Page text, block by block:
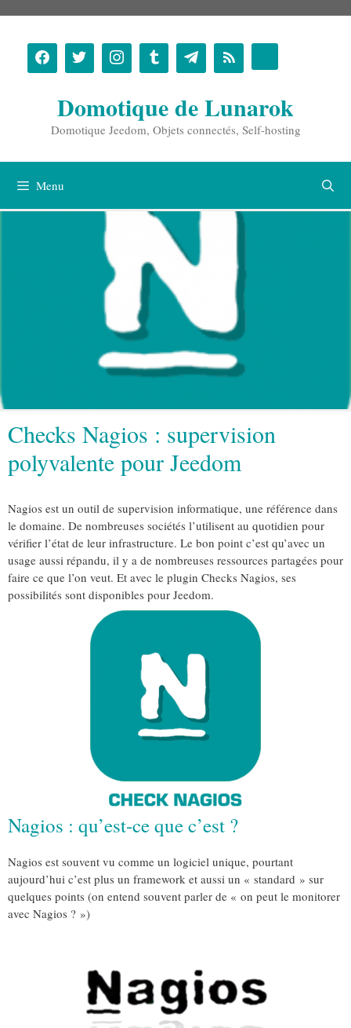
contenu
Domotique de Lunarok
Domotique Jeedom, Objets connectés, Self-hosting
Menu
Checks Nagios : supervision
polyvalente pour Jeedom
Nagios est un outil de supervision informatique, une référence dans
le domaine. De nombreuses sociétés l’utilisent au quotidien pour
vérifier l’état de leur infrastructure. Le bon point c’est qu’avec un
usage aussi répandu, il y a de nombreuses ressources partagées pour
faire ce que l’on veut. Et avec le plugin Checks Nagios, ses
possibilités sont disponibles pour Jeedom.
Nagios : qu’est-ce que c’est ?
Nagios est souvent vu comme un logiciel unique, pourtant
aujourd’hui c’est plus un framework et aussi un « standard » sur
quelques points (on entend souvent parler de « on peut le monitorer
avec Nagios ? »)